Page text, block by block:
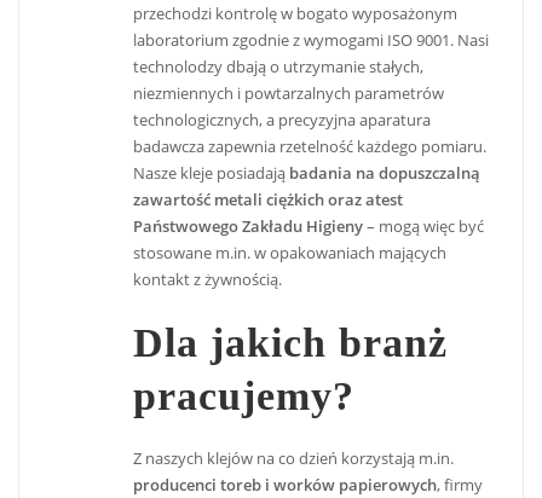
przechodzi kontrolę w bogato wyposażonym
laboratorium zgodnie z wymogami ISO 9001. Nasi
technolodzy dbają o utrzymanie stałych,
niezmiennych i powtarzalnych parametrów
technologicznych, a precyzyjna aparatura
badawcza zapewnia rzetelność każdego pomiaru.
Nasze kleje posiadają badania na dopuszczalną
zawartość metali ciężkich oraz atest
Państwowego Zakładu Higieny– mogą więc być
stosowane m.in. w opakowaniach mających
kontakt z żywnością.
Dla jakich branż
pracujemy?
Z naszych klejów na co dzień korzystają m.in.
producenci toreb i worków papierowych, firmy